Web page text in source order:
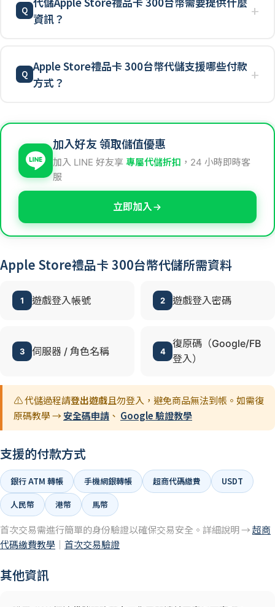
資訊？
Apple Store禮品卡 300台幣代儲支援哪些付款
方式？
加入好友 領取儲值優惠
加入 LINE 好友享 專屬代儲折扣 ，24 小時即時客
服
立即加入
Apple Store禮品卡 300台幣代儲所需資料
1 遊戲登入帳號 2 遊戲登入密碼
3 伺服器 / 角色名稱 4
復原碼（Google/FB
登入）
⚠️ 代儲過程請登出遊戲且勿登入，避免商品無法到帳。如需復
原碼教學 →安全碼申請 、 Google 驗證教學
支援的付款方式
銀行 ATM 轉帳 手機網銀轉帳 超商代碼繳費
USDT
人民幣
港幣 馬幣
首次交易需進行簡單的身份驗證以確保交易安全。詳細說明 →超商
代碼繳費教學 ｜ 首次交易驗證
其他資訊